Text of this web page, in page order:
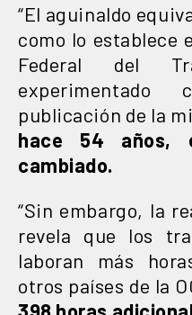
“El aguinaldo
como lo establece
Federal del
experimentado
publicación de la
hace 54 años,
cambiado.
“Sin embargo, la
revela que los
laboran más
otros países de la
398 horas